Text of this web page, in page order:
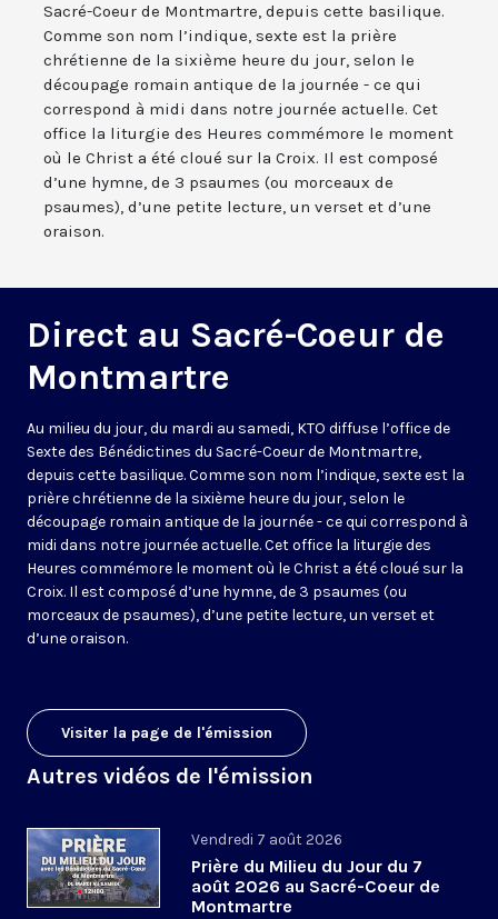
Sacré-Coeur de Montmartre, depuis cette basilique.
Comme son nom l’indique, sexte est la prière
chrétienne de la sixième heure du jour, selon le
découpage romain antique de la journée - ce qui
correspond à midi dans notre journée actuelle. Cet
office la liturgie des Heures commémore le moment
où le Christ a été cloué sur la Croix. Il est composé
d’une hymne, de 3 psaumes (ou morceaux de
psaumes), d’une petite lecture, un verset et d’une
oraison.
Direct au Sacré-Coeur de
Montmartre
Au milieu du jour, du mardi au samedi, KTO diffuse l’office de
Sexte des Bénédictines du Sacré-Coeur de Montmartre,
depuis cette basilique. Comme son nom l’indique, sexte est la
prière chrétienne de la sixième heure du jour, selon le
découpage romain antique de la journée - ce qui correspond à
midi dans notre journée actuelle. Cet office la liturgie des
Heures commémore le moment où le Christ a été cloué sur la
Croix. Il est composé d’une hymne, de 3 psaumes (ou
morceaux de psaumes), d’une petite lecture, un verset et
d’une oraison.
Visiter la page de l'émission
Autres vidéos de l'émission
Vendredi 7 août 2026
Prière du Milieu du Jour du 7
août 2026 au Sacré-Coeur de
Montmartre